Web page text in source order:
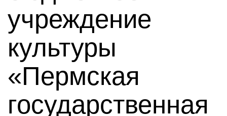
учреждение
культуры
«Пермская
государственная